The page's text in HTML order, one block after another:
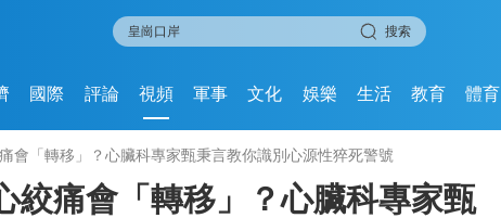
搜索
國際 評論 視頻 軍事 文化 娛樂 生活 教育 體育
會「轉移」？心臟科專家甄秉言教你識別心源性猝死警號
絞痛會「轉移」？心臟科專家甄